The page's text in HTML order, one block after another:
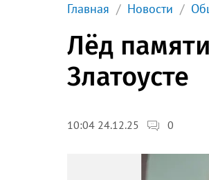
Главная Новости
Лёд
Златоусте
10:04 24.12.25 0